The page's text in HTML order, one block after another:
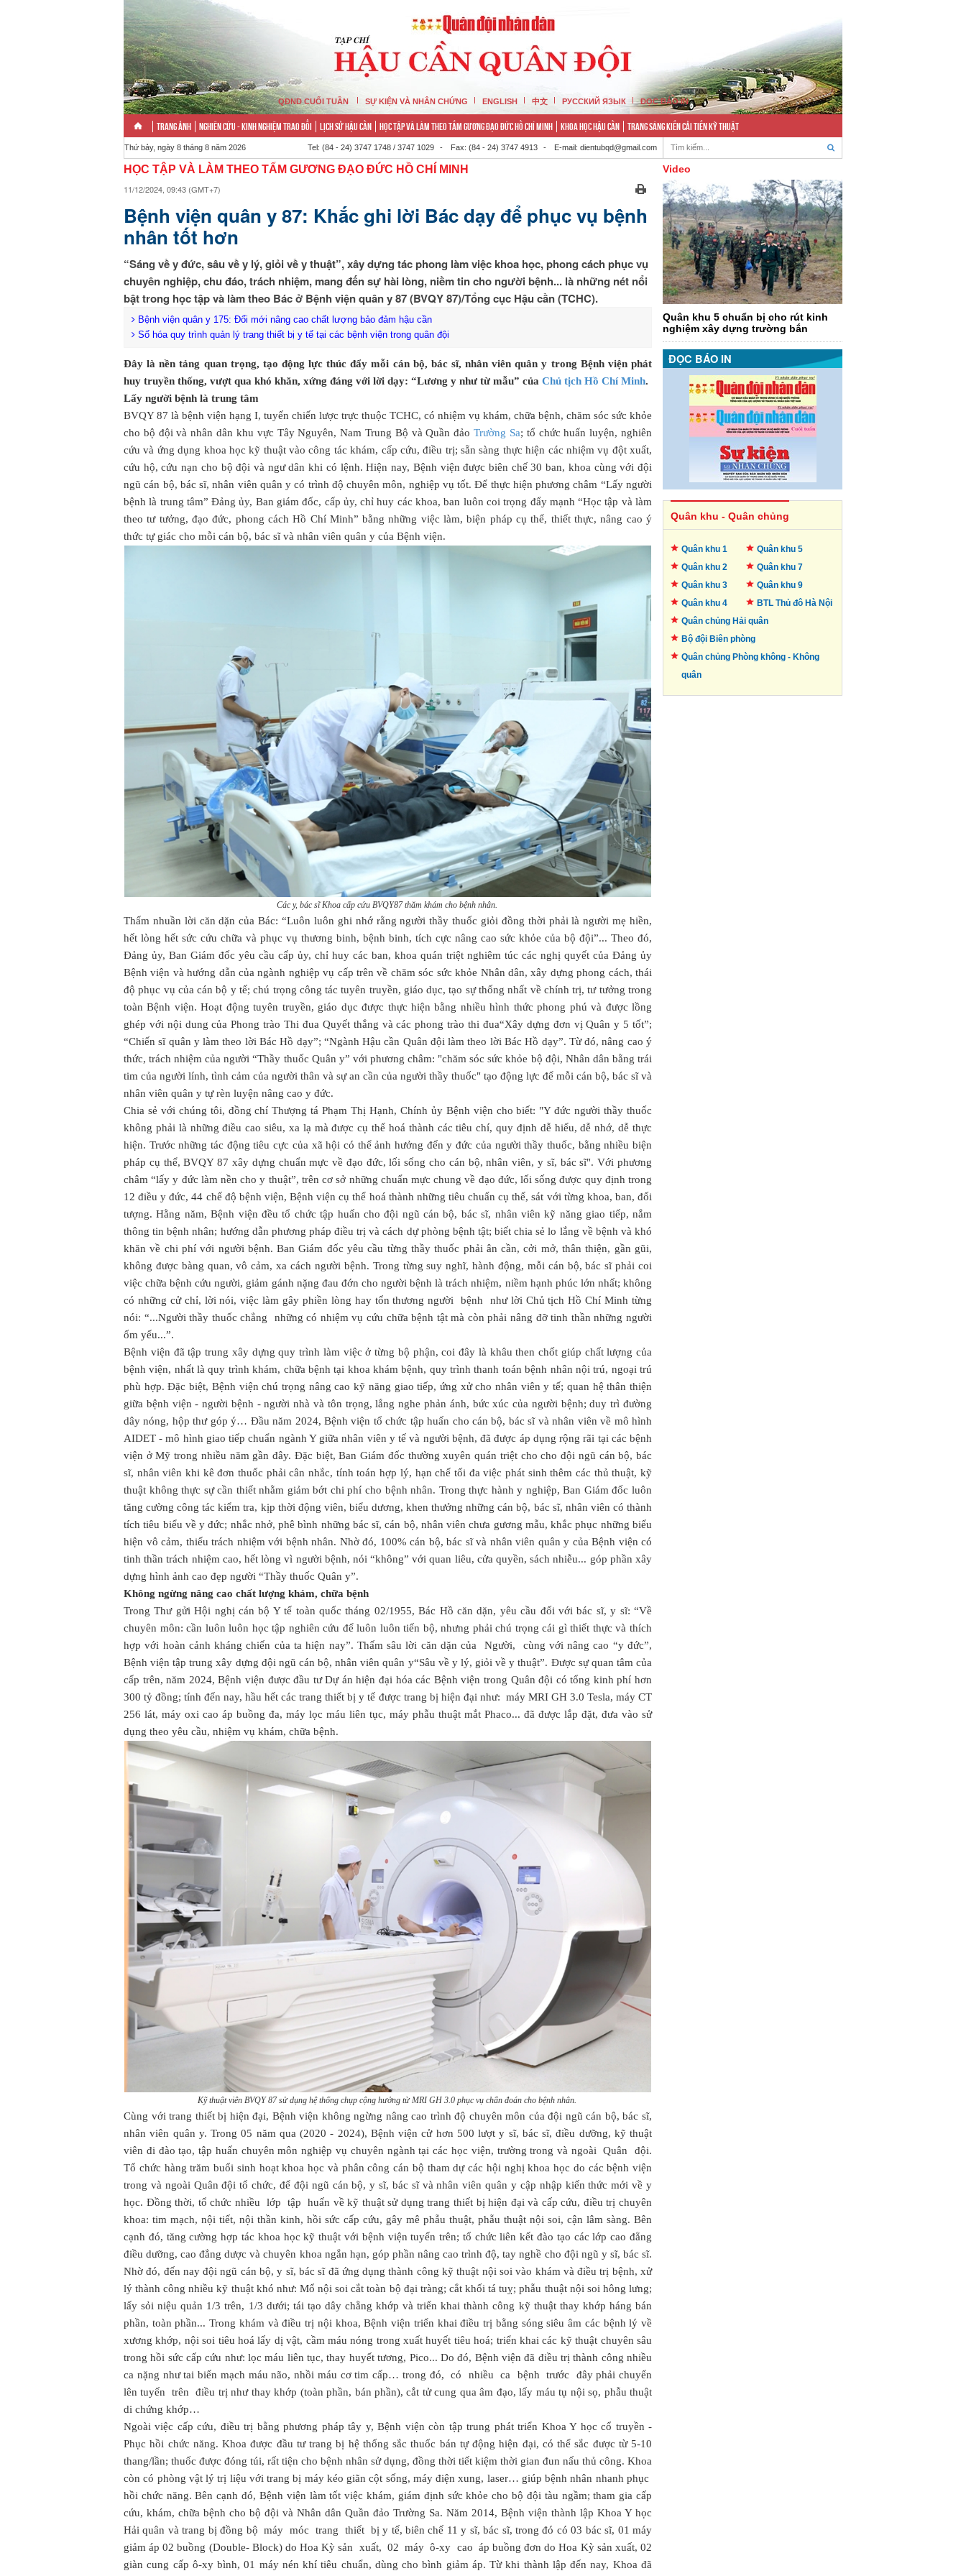
QĐND CUỐI TUẦN SỰ KIỆN VÀ NHÂN CHỨNG ENGLISH 中文 РУССКИЙ ЯЗЫК ĐỌC BÁO IN
TRANG ẢNH NGHIÊN CỨU - KINH NGHIỆM TRAO ĐỔI LỊCH SỬ HẬU CẦN HỌC TẬP VÀ LÀM THEO TẤM GƯƠNG ĐẠO ĐỨC HỒ CHÍ MINH KHOA HỌC HẬU CẦN TRANG SÁNG KIẾN CẢI TIẾN KỸ THUẬT
Thứ bảy, ngày 8 tháng 8 năm 2026 Tel: (84 - 24) 3747 1748 / 3747 1029 - Fax: (84 - 24) 3747 4913 - E-mail: dientubqd@gmail.com
HỌC TẬP VÀ LÀM THEO TẤM GƯƠNG ĐẠO ĐỨC HỒ CHÍ MINH
11/12/2024, 09:43 (GMT+7)
Bệnh viện quân y 87: Khắc ghi lời Bác dạy để phục vụ bệnh
nhân tốt hơn
“Sáng về y đức, sâu về y lý, giỏi về y thuật”, xây dựng tác phong làm việc khoa học, phong cách phục vụ
chuyên nghiệp, chu đáo, trách nhiệm, mang đến sự hài lòng, niềm tin cho người bệnh... là những nét nổi
bật trong học tập và làm theo Bác ở Bệnh viện quân y 87 (BVQY 87)/Tổng cục Hậu cần (TCHC).
Bệnh viện quân y 175: Đổi mới nâng cao chất lượng bảo đảm hậu cần
Số hóa quy trình quản lý trang thiết bị y tế tại các bệnh viện trong quân đội
Đây là nền tảng quan trọng, tạo động lực thúc đẩy mỗi cán bộ, bác sĩ, nhân viên quân y trong Bệnh viện phát
huy truyền thống, vượt qua khó khăn, xứng đáng với lời dạy: “Lương y như từ mẫu” của Chủ tịch Hồ Chí Minh.
Lấy người bệnh là trung tâm
BVQY 87 là bệnh viện hạng I, tuyến chiến lược trực thuộc TCHC, có nhiệm vụ khám, chữa bệnh, chăm sóc sức khỏe
cho bộ đội và nhân dân khu vực Tây Nguyên, Nam Trung Bộ và Quần đảoTrường Sa; tổ chức huấn luyện, nghiên
cứu và ứng dụng khoa học kỹ thuật vào công tác khám, cấp cứu, điều trị; sẵn sàng thực hiện các nhiệm vụ đột xuất,
cứu hộ, cứu nạn cho bộ đội và ngư dân khi có lệnh. Hiện nay, Bệnh viện được biên chế 30 ban, khoa cùng với đội
ngũ cán bộ, bác sĩ, nhân viên quân y có trình độ chuyên môn, nghiệp vụ tốt. Để thực hiện phương châm “Lấy người
bệnh là trung tâm” Đảng ủy, Ban giám đốc, cấp ủy, chỉ huy các khoa, ban luôn coi trọng đẩy mạnh “Học tập và làm
theo tư tưởng, đạo đức, phong cách Hồ Chí Minh” bằng những việc làm, biện pháp cụ thể, thiết thực, nâng cao ý
thức tự giác cho mỗi cán bộ, bác sĩ và nhân viên quân y của Bệnh viện.
Các y, bác sĩ Khoa cấp cứu BVQY87 thăm khám cho bệnh nhân.
Thấm nhuần lời căn dặn của Bác: “Luôn luôn ghi nhớ rằng người thầy thuốc giỏi đồng thời phải là người mẹ hiền,
hết lòng hết sức cứu chữa và phục vụ thương binh, bệnh binh, tích cực nâng cao sức khỏe của bộ đội”... Theo đó,
Đảng ủy, Ban Giám đốc yêu cầu cấp ủy, chỉ huy các ban, khoa quán triệt nghiêm túc các nghị quyết của Đảng ủy
Bệnh viện và hướng dẫn của ngành nghiệp vụ cấp trên về chăm sóc sức khỏe Nhân dân, xây dựng phong cách, thái
độ phục vụ của cán bộ y tế; chú trọng công tác tuyên truyền, giáo dục, tạo sự thống nhất về chính trị, tư tưởng trong
toàn Bệnh viện. Hoạt động tuyên truyền, giáo dục được thực hiện bằng nhiều hình thức phong phú và được lồng
ghép với nội dung của Phong trào Thi đua Quyết thắng và các phong trào thi đua“Xây dựng đơn vị Quân y 5 tốt”;
“Chiến sĩ quân y làm theo lời Bác Hồ dạy”; “Ngành Hậu cần Quân đội làm theo lời Bác Hồ dạy”. Từ đó, nâng cao ý
thức, trách nhiệm của người “Thầy thuốc Quân y” với phương châm: "chăm sóc sức khỏe bộ đội, Nhân dân bằng trái
tim của người lính, tình cảm của người thân và sự an cần của người thầy thuốc" tạo động lực để mỗi cán bộ, bác sĩ và
nhân viên quân y tự rèn luyện nâng cao y đức.
Chia sẻ với chúng tôi, đồng chí Thượng tá Phạm Thị Hạnh, Chính ủy Bệnh viện cho biết: "Y đức người thầy thuốc
không phải là những điều cao siêu, xa lạ mà được cụ thể hoá thành các tiêu chí, quy định dễ hiểu, dễ nhớ, dễ thực
hiện. Trước những tác động tiêu cực của xã hội có thể ảnh hưởng đến y đức của người thầy thuốc, bằng nhiều biện
pháp cụ thể, BVQY 87 xây dựng chuẩn mực về đạo đức, lối sống cho cán bộ, nhân viên, y sĩ, bác sĩ". Với phương
châm “lấy y đức làm nền cho y thuật”, trên cơ sở những chuẩn mực chung về đạo đức, lối sống được quy định trong
12 điều y đức, 44 chế độ bệnh viện, Bệnh viện cụ thể hoá thành những tiêu chuẩn cụ thể, sát với từng khoa, ban, đối
tượng. Hằng năm, Bệnh viện đều tổ chức tập huấn cho đội ngũ cán bộ, bác sĩ, nhân viên kỹ năng giao tiếp, nắm
thông tin bệnh nhân; hướng dẫn phương pháp điều trị và cách dự phòng bệnh tật; biết chia sẻ lo lắng về bệnh và khó
khăn về chi phí với người bệnh. Ban Giám đốc yêu cầu từng thầy thuốc phải ân cần, cởi mở, thân thiện, gần gũi,
không được bàng quan, vô cảm, xa cách người bệnh. Trong từng suy nghĩ, hành động, mỗi cán bộ, bác sĩ phải coi
việc chữa bệnh cứu người, giảm gánh nặng đau đớn cho người bệnh là trách nhiệm, niềm hạnh phúc lớn nhất; không
có những cử chỉ, lời nói, việc làm gây phiền lòng hay tổn thương người bệnh như lời Chủ tịch Hồ Chí Minh từng
nói: “...Người thầy thuốc chẳng những có nhiệm vụ cứu chữa bệnh tật mà còn phải nâng đỡ tinh thần những người
ốm yếu...”.
Bệnh viện đã tập trung xây dựng quy trình làm việc ở từng bộ phận, coi đây là khâu then chốt giúp chất lượng của
bệnh viện, nhất là quy trình khám, chữa bệnh tại khoa khám bệnh, quy trình thanh toán bệnh nhân nội trú, ngoại trú
phù hợp. Đặc biệt, Bệnh viện chú trọng nâng cao kỹ năng giao tiếp, ứng xử cho nhân viên y tế; quan hệ thân thiện
giữa bệnh viện - người bệnh - người nhà và tôn trọng, lắng nghe phản ánh, bức xúc của người bệnh; duy trì đường
dây nóng, hộp thư góp ý… Đầu năm 2024, Bệnh viện tổ chức tập huấn cho cán bộ, bác sĩ và nhân viên về mô hình
AIDET - mô hình giao tiếp chuẩn ngành Y giữa nhân viên y tế và người bệnh, đã được áp dụng rộng rãi tại các bệnh
viện ở Mỹ trong nhiều năm gần đây. Đặc biệt, Ban Giám đốc thường xuyên quán triệt cho cho đội ngũ cán bộ, bác
sĩ, nhân viên khi kê đơn thuốc phải cân nhắc, tính toán hợp lý, hạn chế tối đa việc phát sinh thêm các thủ thuật, kỹ
thuật không thực sự cần thiết nhằm giảm bớt chi phí cho bệnh nhân. Trong thực hành y nghiệp, Ban Giám đốc luôn
tăng cường công tác kiểm tra, kịp thời động viên, biểu dương, khen thưởng những cán bộ, bác sĩ, nhân viên có thành
tích tiêu biểu về y đức; nhắc nhở, phê bình những bác sĩ, cán bộ, nhân viên chưa gương mẫu, khắc phục những biểu
hiện vô cảm, thiếu trách nhiệm với bệnh nhân. Nhờ đó, 100% cán bộ, bác sĩ và nhân viên quân y của Bệnh viện có
tinh thần trách nhiệm cao, hết lòng vì người bệnh, nói “không” với quan liêu, cửa quyền, sách nhiễu... góp phần xây
dựng hình ảnh cao đẹp người “Thầy thuốc Quân y”.
Không ngừng nâng cao chất lượng khám, chữa bệnh
Trong Thư gửi Hội nghị cán bộ Y tế toàn quốc tháng 02/1955, Bác Hồ căn dặn, yêu cầu đối với bác sĩ, y sĩ: “Về
chuyên môn: cần luôn luôn học tập nghiên cứu để luôn luôn tiến bộ, nhưng phải chú trọng cái gì thiết thực và thích
hợp với hoàn cảnh kháng chiến của ta hiện nay”. Thấm sâu lời căn dặn của Người, cùng với nâng cao “y đức”,
Bệnh viện tập trung xây dựng đội ngũ cán bộ, nhân viên quân y“Sâu về y lý, giỏi về y thuật”. Được sự quan tâm của
cấp trên, năm 2024, Bệnh viện được đầu tư Dự án hiện đại hóa các Bệnh viện trong Quân đội có tổng kinh phí hơn
300 tỷ đồng; tính đến nay, hầu hết các trang thiết bị y tế được trang bị hiện đại như: máy MRI GH 3.0 Tesla, máy CT
256 lát, máy oxi cao áp buồng đa, máy lọc máu liên tục, máy phẫu thuật mắt Phaco... đã được lắp đặt, đưa vào sử
dụng theo yêu cầu, nhiệm vụ khám, chữa bệnh.
Kỹ thuật viên BVQY 87 sử dụng hệ thống chụp cộng hưởng từ MRI GH 3.0 phục vụ chẩn đoán cho bệnh nhân.
Cùng với trang thiết bị hiện đại, Bệnh viện không ngừng nâng cao trình độ chuyên môn của đội ngũ cán bộ, bác sĩ,
nhân viên quân y. Trong 05 năm qua (2020 - 2024), Bệnh viện cử hơn 500 lượt y sĩ, bác sĩ, điều dưỡng, kỹ thuật
viên đi đào tạo, tập huấn chuyên môn nghiệp vụ chuyên ngành tại các học viện, trường trong và ngoài Quân đội.
Tổ chức hàng trăm buổi sinh hoạt khoa học và phân công cán bộ tham dự các hội nghị khoa học do các bệnh viện
trong và ngoài Quân đội tổ chức, để đội ngũ cán bộ, y sĩ, bác sĩ và nhân viên quân y cập nhập kiến thức mới về y
học. Đồng thời, tổ chức nhiều lớp tập huấn về kỹ thuật sử dụng trang thiết bị hiện đại và cấp cứu, điều trị chuyên
khoa: tim mạch, nội tiết, nội thần kinh, hồi sức cấp cứu, gây mê phẫu thuật, phẫu thuật nội soi, cận lâm sàng. Bên
cạnh đó, tăng cường hợp tác khoa học kỹ thuật với bệnh viện tuyến trên; tổ chức liên kết đào tạo các lớp cao đẳng
điều dưỡng, cao đẳng dược và chuyên khoa ngắn hạn, góp phần nâng cao trình độ, tay nghề cho đội ngũ y sĩ, bác sĩ.
Nhờ đó, đến nay đội ngũ cán bộ, y sĩ, bác sĩ đã ứng dụng thành công kỹ thuật nội soi vào khám và điều trị bệnh, xử
lý thành công nhiều kỹ thuật khó như: Mổ nội soi cắt toàn bộ đại tràng; cắt khối tá tuỵ; phẫu thuật nội soi hông lưng;
lấy sỏi niệu quản 1/3 trên, 1/3 dưới; tái tạo dây chằng khớp và triển khai thành công kỹ thuật thay khớp háng bán
phần, toàn phần... Trong khám và điều trị nội khoa, Bệnh viện triển khai điều trị bằng sóng siêu âm các bệnh lý về
xương khớp, nội soi tiêu hoá lấy dị vật, cầm máu nóng trong xuất huyết tiêu hoá; triển khai các kỹ thuật chuyên sâu
trong hồi sức cấp cứu như: lọc máu liên tục, thay huyết tương, Pico... Do đó, Bệnh viện đã điều trị thành công nhiều
ca nặng như tai biến mạch máu não, nhồi máu cơ tim cấp… trong đó, có nhiều ca bệnh trước đây phải chuyển
lên tuyến trên điều trị như thay khớp (toàn phần, bán phần), cắt tử cung qua âm đạo, lấy máu tụ nội sọ, phẫu thuật
di chứng khớp…
Ngoài việc cấp cứu, điều trị bằng phương pháp tây y, Bệnh viện còn tập trung phát triển Khoa Y học cổ truyền -
Phục hồi chức năng. Khoa được đầu tư trang bị hệ thống sắc thuốc bán tự động hiện đại, có thể sắc được từ 5-10
thang/lần; thuốc được đóng túi, rất tiện cho bệnh nhân sử dụng, đồng thời tiết kiệm thời gian đun nấu thủ công. Khoa
còn có phòng vật lý trị liệu với trang bị máy kéo giãn cột sống, máy điện xung, laser… giúp bệnh nhân nhanh phục
hồi chức năng. Bên cạnh đó, Bệnh viện làm tốt việc khám, giám định sức khỏe cho bộ đội tàu ngầm; tham gia cấp
cứu, khám, chữa bệnh cho bộ đội và Nhân dân Quần đảo Trường Sa. Năm 2014, Bệnh viện thành lập Khoa Y học
Hải quân và trang bị đồng bộ máy móc trang thiết bị y tế, biên chế 11 y sĩ, bác sĩ, trong đó có 03 bác sĩ, 01 máy
giảm áp 02 buồng (Double- Block) do Hoa Kỳ sản xuất, 02 máy ô-xy cao áp buồng đơn do Hoa Kỳ sản xuất, 02
giàn cung cấp ô-xy bình, 01 máy nén khí tiêu chuẩn, dùng cho bình giảm áp. Từ khi thành lập đến nay, Khoa đã
Video
Quân khu 5 chuẩn bị cho rút kinh
nghiệm xây dựng trường bắn
ĐỌC BÁO IN
Quân khu - Quân chủng
Quân khu 1
Quân khu 2
Quân khu 3
Quân khu 4
Quân khu 5
Quân khu 7
Quân khu 9
BTL Thủ đô Hà Nội
Quân chủng Hải quân
Bộ đội Biên phòng
Quân chủng Phòng không - Không
quân